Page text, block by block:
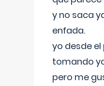
y no saca
enfada.
yo desde
tomando
pero me